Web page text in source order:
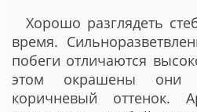
Хорошо разглядеть
время.
побеги отличаются
этом окрашены они
коричневый оттенок.